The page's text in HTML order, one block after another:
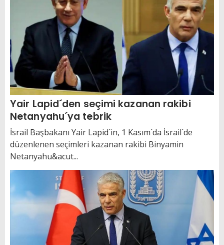
Yair Lapid´den seçimi kazanan rakibi
Netanyahu´ya tebrik
İsrail Başbakanı Yair Lapid´in, 1 Kasım´da İsrail´de
düzenlenen seçimleri kazanan rakibi Binyamin
Netanyahu&acut...